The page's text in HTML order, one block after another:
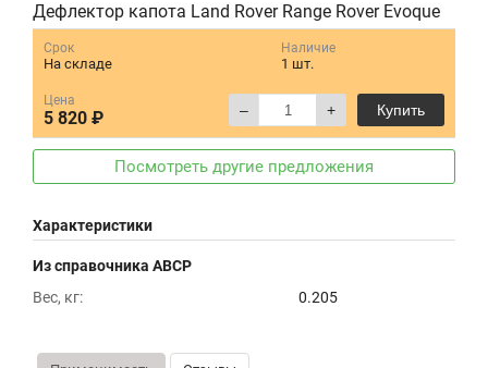
Дефлектор капота Land Rover Range Rover Evoque
Срок
На складе
Наличие
1 шт.
Цена
5 820 ₽ – + Купить
Посмотреть другие предложения
Характеристики
Из справочника ABCP
Вес, кг:
0.205